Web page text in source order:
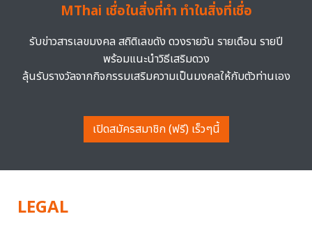
MThai เชื่อในสิ่งที่ทำ ทำในสิ่งที่เชื่อ
รับข่าวสารเลขมงคล สถิติเลขดัง ดวงรายวัน รายเดือน รายปี
พร้อมแนะนำวิธีเสริมดวง
ลุ้นรับรางวัลจากกิจกรรมเสริมความเป็นมงคลให้กับตัวท่านเอง
เปิดสมัครสมาชิก (ฟรี) เร็วๆนี้
LEGAL